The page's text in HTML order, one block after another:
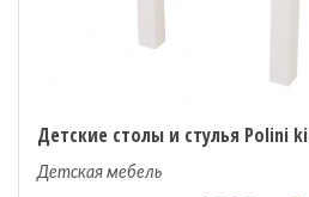
Детская мебель